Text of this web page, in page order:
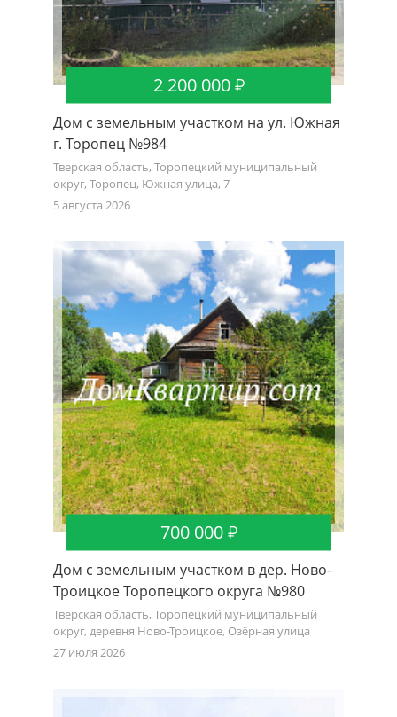
2 200 000
Дом с земельным участком на ул. Южная
г. Торопец №984
Тверская область, Торопецкий муниципальный
округ, Торопец, Южная улица, 7
5 августа 2026
700 000
Дом с земельным участком в дер. Ново-
Троицкое Торопецкого округа №980
Тверская область, Торопецкий муниципальный
округ, деревня Ново-Троицкое, Озёрная улица
27 июля 2026